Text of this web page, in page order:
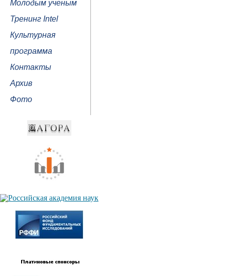
Молодым ученым
Тренинг Intel
Культурная
программа
Контакты
Архив
Фото